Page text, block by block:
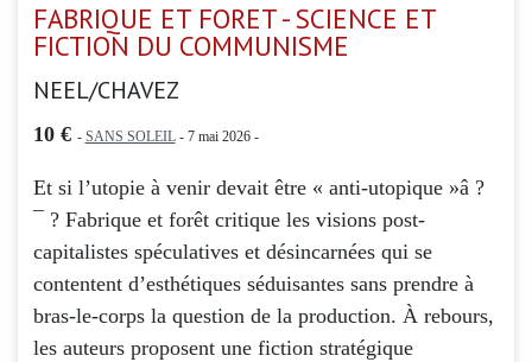
FABRIQUE ET FORET - SCIENCE ET
FICTION DU COMMUNISME
NEEL/CHAVEZ
10 € - SANS SOLEIL- 7 mai 2026 -
Et si l’utopie à venir devait être « anti-utopique »â ?
¯ ? Fabrique et forêt critique les visions post-
capitalistes spéculatives et désincarnées qui se
contentent d’esthétiques séduisantes sans prendre à
bras-le-corps la question de la production. À rebours,
les auteurs proposent une fiction stratégique